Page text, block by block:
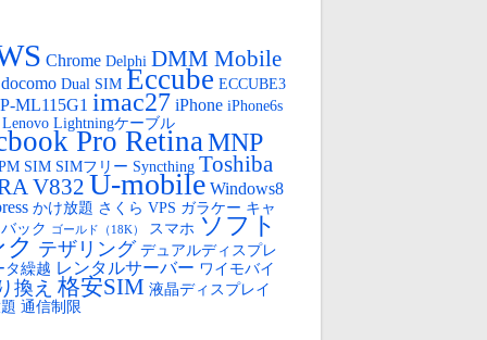
。
ひかり（クロスパスとPPPoEで冗長化）
Cloud VPSの盲点（AWSからの移行）
Cloud VPS 無料SSL
ボット
のLIVE配信用URLを固定する
Chrome Delphi DMM Mobile
docomo Dual SIM Eccube ECCUBE3
ML115G1 imac27 iPhone iPhone6s
Lenovo Lightningケーブル
Pro RetinaMNP
SIM SIMフリー Syncthing Toshiba
V832 U-mobile Windows8
かけ放題 さくら VPS ガラケー キャ
ック
ゴールド（18K） スマホ ソフト
テザリング デュアルディスプレ
タ繰越 レンタルサーバー ワイモバイ
換え 格安SIM 液晶ディスプレイ
通信制限